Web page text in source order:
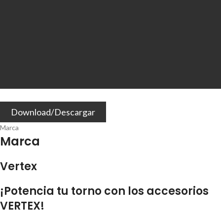
Download/Descargar
Marca
Marca
Vertex
¡Potencia tu torno con los accesorios
VERTEX!